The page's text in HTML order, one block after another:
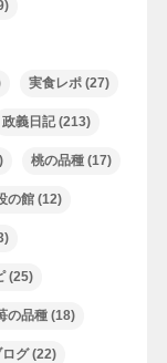
実食レポ(27)
政義日記(213)
桃の品種(17)
の館(12)
(25)
の品種(18)
ログ(22)